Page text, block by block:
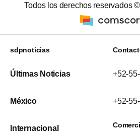
Todos los derechos reservados ©
sdpnoticias
Últimas Noticias
México
Internacional
+52-
+52-